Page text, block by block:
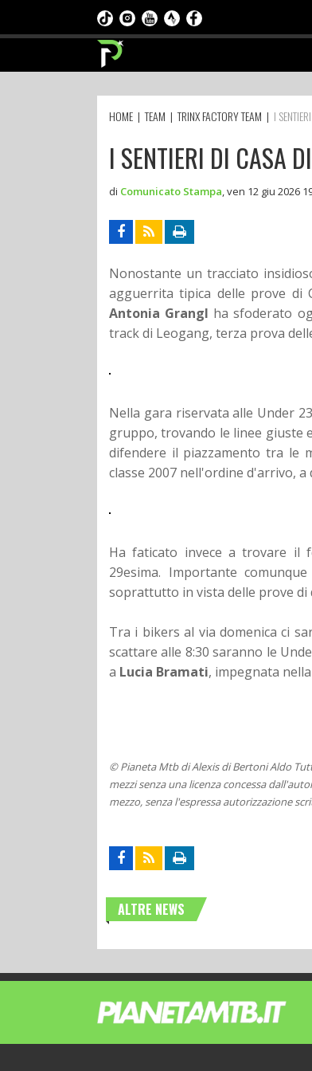
HOME |TEAM |TRINX FACTORY TEAM | I
I SENTIERI DI CASA
di Comunicato Stampa ven 12 giu 2026
Nonostante un tracciato
agguerrita tipica delle prove di
Antonia Grangl ha sfoderato
track di Leogang, terza prova
Nella gara riservata alle Under
gruppo, trovando le linee giuste
difendere il piazzamento tra le
classe 2007 nell'ordine d'arrivo,
Ha faticato invece a trovare il
29esima. Importante
soprattutto in vista delle prove di
Tra i bikers al via domenica ci
scattare alle 8:30 saranno le
a Lucia Bramati, impegnata
© Pianeta Mtb di Alexis di Bertoni Aldo
mezzi senza una licenza concessa
mezzo, senza l'espressa autorizzazione
ALTRE NEWS